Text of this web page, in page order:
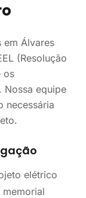
em Álvares
(Resolução
os
Nossa equipe
necessária
elétrico